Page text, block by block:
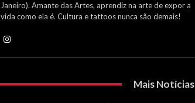
Janeiro). Amante das Artes, aprendiz na arte de expor a
vida como ela é. Cultura e tattoos nunca são demais!
Mais Notícias